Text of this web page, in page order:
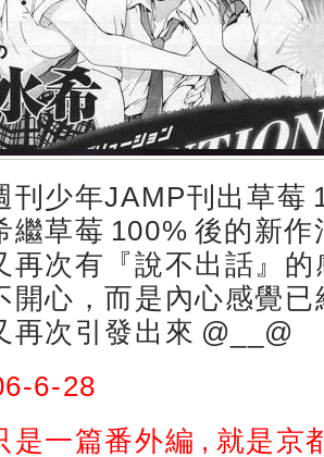
刊少年JAMP刊出草莓
繼草莓 100% 後的新
再次有『說不出話』
開心，而是內心感覺
再次引發出來 @__@
6-28
是一篇番外編 , 就是京